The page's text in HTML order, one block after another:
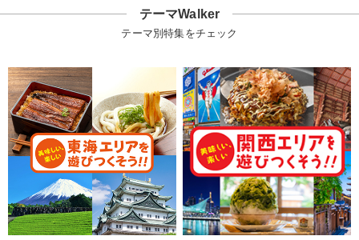
テーマWalker
テーマ別特集をチェック